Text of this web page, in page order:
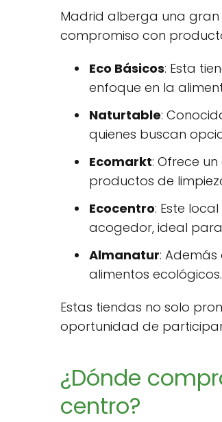
Madrid alberga una
compromiso con
Eco Básicos: Esta
enfoque en la
Naturtable:
quienes buscan
Ecomarkt: Ofrece
productos de
Ecocentro: Este
acogedor, ideal
Almanatur:
alimentos ecológicos.
Estas tiendas no solo
oportunidad de
¿Dónde
centro?